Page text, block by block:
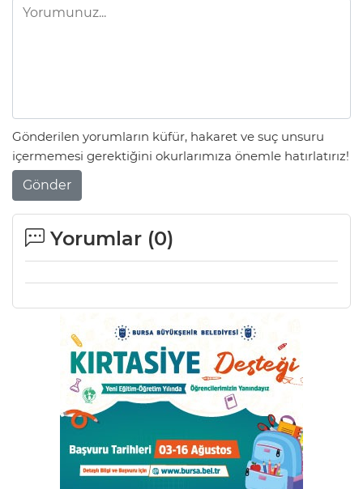
Gönderilen yorumların küfür, hakaret ve suç unsuru
içermemesi gerektiğini okurlarımıza önemle hatırlatırız!
Gönder
Yorumlar (0)